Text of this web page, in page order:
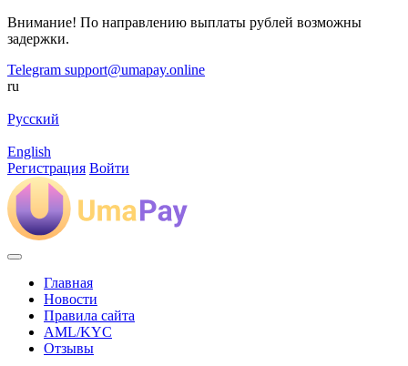
Внимание! По направлению выплаты рублей возможны
задержки.
Telegram support@umapay.online
ru
Русский
English
Регистрация Войти
Главная
Новости
Правила сайта
AML/KYC
Отзывы